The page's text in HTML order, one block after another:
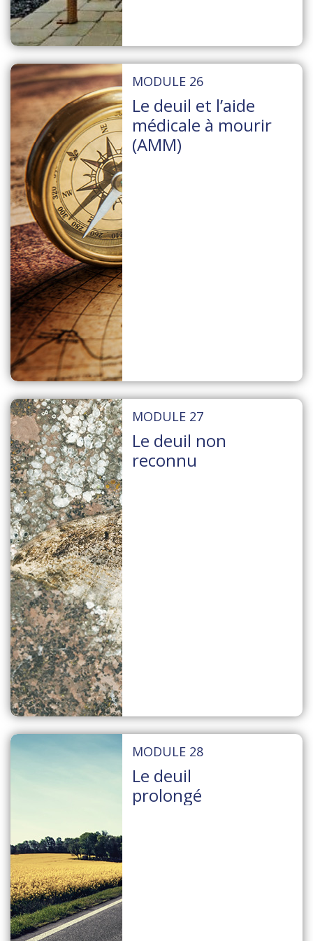
MODULE 26
Le deuil et l’aide
médicale à mourir
(AMM)
MODULE 27
Le deuil non
reconnu
MODULE 28
Le deuil
prolongé